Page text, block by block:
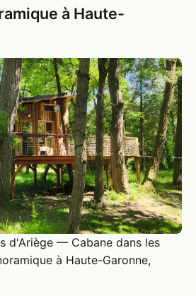
à Haute-
d'Ariège — Cabane dans les
à Haute-Garonne,